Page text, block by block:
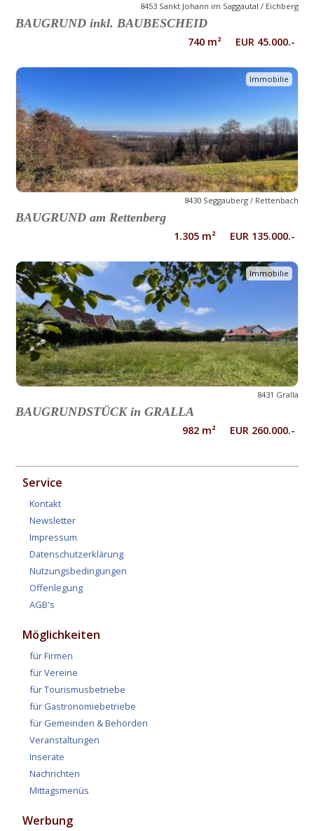
8453 Sankt Johann im Saggautal / Eichberg
BAUGRUND inkl. BAUBESCHEID
740 m² EUR 45.000.-
Immobilie
8430 Seggauberg / Rettenbach
BAUGRUND am Rettenberg
1.305 m² EUR 135.000.-
Immobilie
8431 Gralla
BAUGRUNDSTÜCK in GRALLA
982 m² EUR 260.000.-
Service
Kontakt
Newsletter
Impressum
Datenschutzerklärung
Nutzungsbedingungen
Offenlegung
AGB's
Möglichkeiten
für Firmen
für Vereine
für Tourismusbetriebe
für Gastronomiebetriebe
für Gemeinden & Behörden
Veranstaltungen
Inserate
Nachrichten
Mittagsmenüs
Werbung